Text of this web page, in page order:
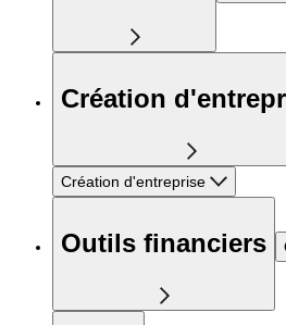
Création
Création d'entreprise
Outils financiers